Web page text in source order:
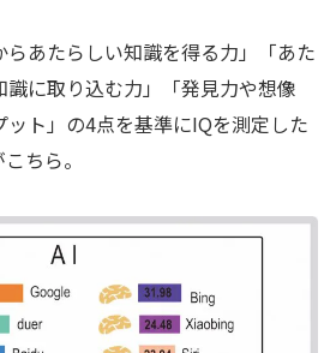
あたらしい知識を得る力」「あた
識に取り込む力」「発見力や想像
ト」の4点を基準にIQを測定した
ちら。